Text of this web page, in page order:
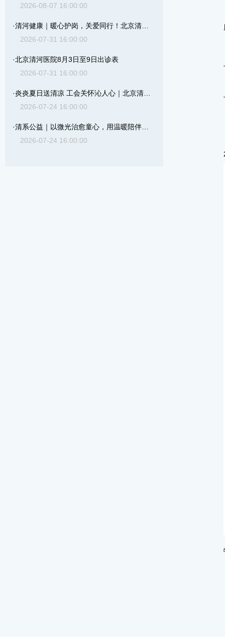
2026-08-07 16:00:00
·清河健康｜暖心护岗，关爱同行！北京清河医院开展年度职工体检
2026-07-31 16:00:00
·北京清河医院8月3日至9日出诊表
2026-07-31 16:00:00
·炎炎夏日送清凉 工会关怀沁人心｜北京清河医院工会开展职工慰问活动
2026-07-24 16:00:00
·清系公益｜以微光治愈童心，用温暖陪伴岁月
2026-07-24 16:00:00